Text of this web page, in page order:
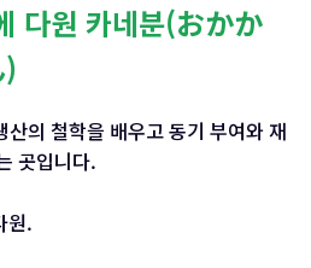
다원 카네분(おかか
의 철학을 배우고 동기 부여와 재
곳입니다.
원.